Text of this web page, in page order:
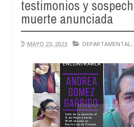
testimonios y
muerte anunciada
MAYO 23, 2023 DEPARTAMENTAL ,